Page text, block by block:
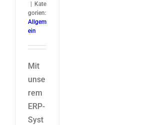
Kate
gorien:
Allgem
ein
Mit
unse
rem
ERP-
Syst